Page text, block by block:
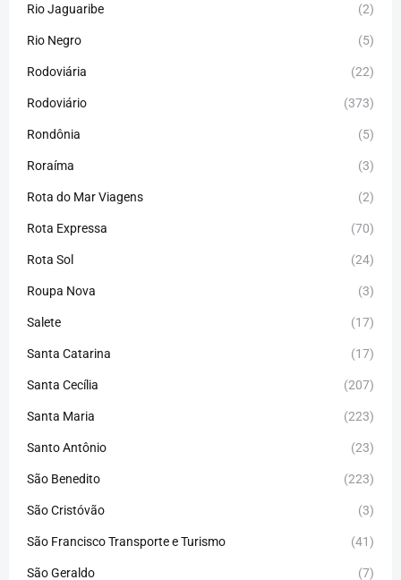
Rio Jaguaribe (2)
Rio Negro (5)
Rodoviária (22)
Rodoviário (373)
Rondônia (5)
Roraíma (3)
Rota do Mar Viagens (2)
Rota Expressa (70)
Rota Sol (24)
Roupa Nova (3)
Salete (17)
Santa Catarina (17)
Santa Cecília (207)
Santa Maria (223)
Santo Antônio (23)
São Benedito (223)
São Cristóvão (3)
São Francisco Transporte e Turismo (41)
São Geraldo (7)